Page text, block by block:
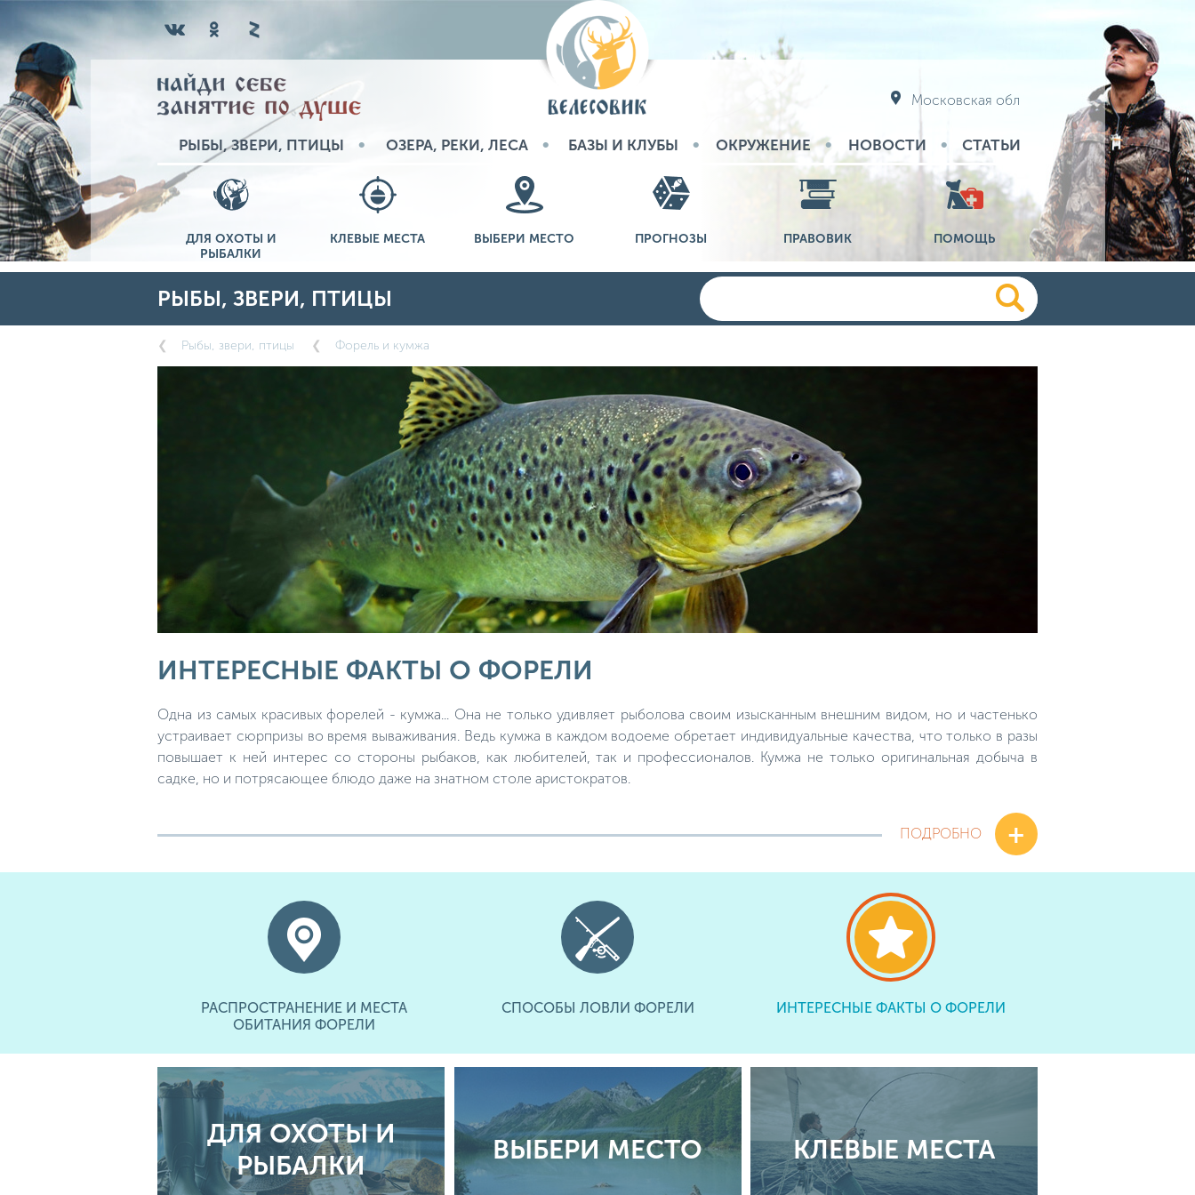
Московская обл
РЫБЫ, ЗВЕРИ, ПТИЦЫ ОЗЕРА, РЕКИ, ЛЕСА БАЗЫ И КЛУБЫ ОКРУЖЕНИЕ НОВОСТИ СТАТЬИ
ДЛЯ ОХОТЫ И
РЫБАЛКИ
КЛЕВЫЕ МЕСТА ВЫБЕРИ МЕСТО ПРОГНОЗЫ ПРАВОВИК ПОМОЩЬ
РЫБЫ, ЗВЕРИ, ПТИЦЫ
Рыбы, звери, птицы Форель и кумжа
ИНТЕРЕСНЫЕ ФАКТЫ О ФОРЕЛИ
Одна из самых красивых форелей - кумжа... Она не только удивляет рыболова своим изысканным внешним видом, но и частенько
устраивает сюрпризы во время вываживания. Ведь кумжа в каждом водоеме обретает индивидуальные качества, что только в разы
повышает к ней интерес со стороны рыбаков, как любителей, так и профессионалов. Кумжа не только оригинальная добыча в
садке, но и потрясающее блюдо даже на знатном столе аристократов.
ПОДРОБНО +
РАСПРОСТРАНЕНИЕ И МЕСТА
ОБИТАНИЯ ФОРЕЛИ
СПОСОБЫ ЛОВЛИ ФОРЕЛИ ИНТЕРЕСНЫЕ ФАКТЫ О ФОРЕЛИ
ДЛЯ ОХОТЫ И
РЫБАЛКИ
ВЫБЕРИ МЕСТО КЛЕВЫЕ МЕСТА